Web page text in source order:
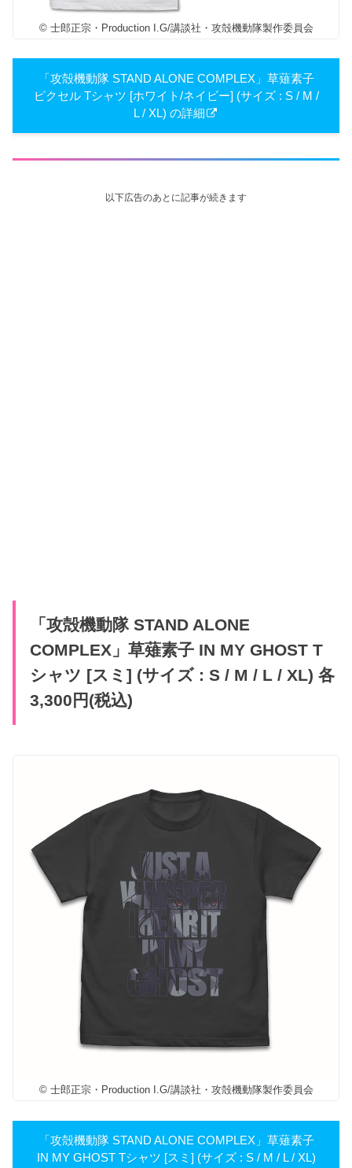
© 士郎正宗・Production I.G/講談社・攻殻機動隊製作委員会
「攻殻機動隊 STAND ALONE COMPLEX」草薙素子
ピクセル Tシャツ [ホワイト/ネイビー] (サイズ : S / M /
L / XL) の詳細
以下広告のあとに記事が続きます
「攻殻機動隊 STAND ALONE
COMPLEX」草薙素子 IN MY GHOST T
シャツ [スミ] (サイズ : S / M / L / XL) 各
3,300円(税込)
© 士郎正宗・Production I.G/講談社・攻殻機動隊製作委員会
「攻殻機動隊 STAND ALONE COMPLEX」草薙素子
IN MY GHOST Tシャツ [スミ] (サイズ : S / M / L / XL)